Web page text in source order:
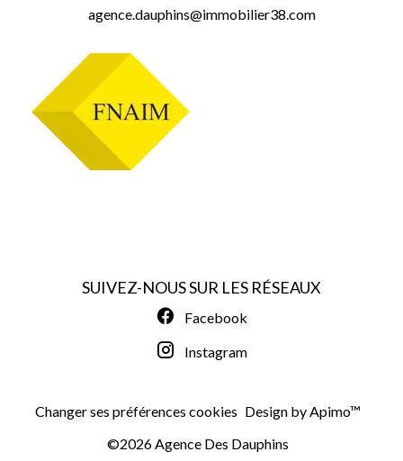
agence.dauphins@immobilier38.com
SUIVEZ-NOUS SUR LES RÉSEAUX
Facebook
Instagram
Changer ses préférences cookies Design byApimo™
©2026 Agence Des Dauphins